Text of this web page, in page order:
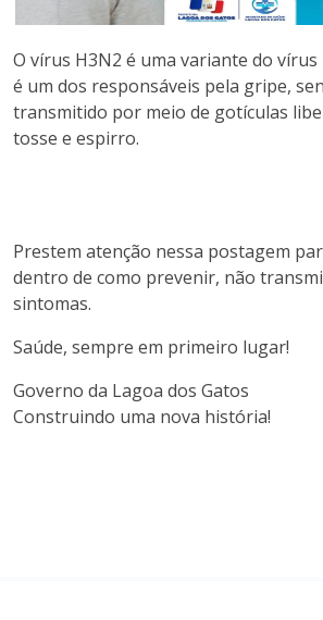
O vírus H3N2 é uma variante do vírus
é um dos responsáveis pela gripe,
transmitido por meio de gotículas
tosse e espirro.
Prestem atenção nessa postagem
dentro de como prevenir, não
sintomas.
Saúde, sempre em primeiro lugar!
Governo da Lagoa dos Gatos
Construindo uma nova história!